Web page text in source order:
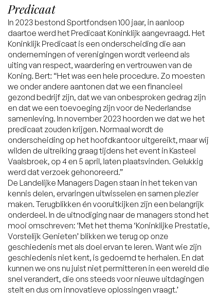
Predicaat
In 2023 bestond Sportfondsen 100 jaar, in aanloop
daartoe werd het Predicaat Koninklijk aangevraagd. Het
Koninklijk Predicaat is een onderscheiding die aan
ondernemingen of verenigingen wordt verleend als
uiting van respect, waardering en vertrouwen van de
Koning. Bert: “Het was een hele procedure. Zo moesten
we onder andere aantonen dat we een financieel
gezond bedrijf zijn, dat we van onbesproken gedrag zijn
en dat we een toevoeging zijn voor de Nederlandse
samenleving. In november 2023 hoorden we dat we het
predicaat zouden krijgen. Normaal wordt de
onderscheiding op het hoofdkantoor uitgereikt, maar wij
wilden de uitreiking graag tijdens het event in Kasteel
Vaalsbroek, op 4 en 5 april, laten plaatsvinden. Gelukkig
werd dat verzoek gehonoreerd.”
De Landelijke Managers Dagen staan in het teken van
kennis delen, ervaringen uitwisselen en samen plezier
maken. Terugblikken én vooruitkijken zijn een belangrijk
onderdeel. In de uitnodiging naar de managers stond het
mooi omschreven: ‘Met het thema ‘Koninklijke Prestatie,
Vorstelijk Genieten’ blikken we terug op onze
geschiedenis met als doel ervan te leren. Want wie zijn
geschiedenis niet kent, is gedoemd te herhalen. En dat
kunnen we ons nu juist niet permitteren in een wereld die
snel verandert, die ons steeds voor nieuwe uitdagingen
stelt en dus om innovatieve oplossingen vraagt.’